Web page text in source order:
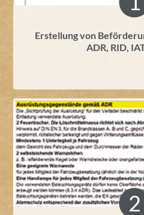
Erstellung von
ADR, RID,